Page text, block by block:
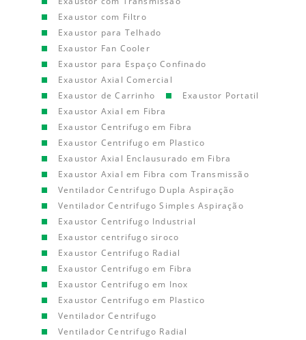
Exaustor com Filtro
Exaustor para Telhado
Exaustor Fan Cooler
Exaustor para Espaço Confinado
Exaustor Axial Comercial
Exaustor de Carrinho
Exaustor Portatil
Exaustor Axial em Fibra
Exaustor Centrifugo em Fibra
Exaustor Centrifugo em Plastico
Exaustor Axial Enclausurado em Fibra
Exaustor Axial em Fibra com Transmissão
Ventilador Centrifugo Dupla Aspiração
Ventilador Centrifugo Simples Aspiração
Exaustor Centrifugo Industrial
Exaustor centrifugo siroco
Exaustor Centrifugo Radial
Exaustor Centrifugo em Fibra
Exaustor Centrifugo em Inox
Exaustor Centrifugo em Plastico
Ventilador Centrifugo
Ventilador Centrifugo Radial